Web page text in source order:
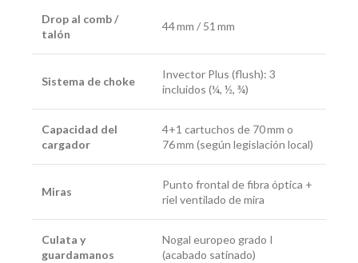
Drop al comb /
talón
44 mm / 51 mm
Sistema de choke
Invector Plus (flush): 3
incluidos (¼, ½, ¾)
Capacidad del
cargador
4+1 cartuchos de 70 mm o
76 mm (según legislación local)
Miras
Punto frontal de fibra óptica +
riel ventilado de mira
Culata y
guardamanos
Nogal europeo grado I
(acabado satinado)